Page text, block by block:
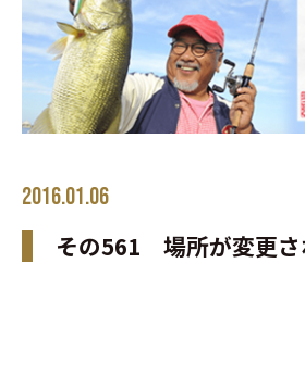
2016.01.06
その561 場所が変更さ